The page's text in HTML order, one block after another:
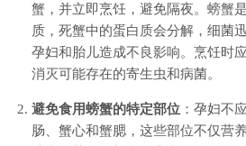
蟹，并立即烹饪，避免隔夜。螃蟹
质，死蟹中的蛋白质会分解，细菌
孕妇和胎儿造成不良影响。烹饪时
消灭可能存在的寄生虫和病菌。
避免食用螃蟹的特定部位 ：孕妇不
肠、蟹心和蟹腮，这些部位不仅营